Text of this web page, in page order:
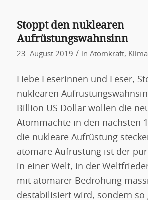
Stoppt den nuklearen
Aufrüstungswahnsinn
23. August 2019 / in Atomkraft,
Liebe Leserinnen und Leser,
nuklearen
Billion US Dollar wollen die
Atommächte in den nächsten
die nukleare Aufrüstung
atomare Aufrüstung ist der
in einer Welt, in der
mit atomarer Bedrohung
destabilisiert wird, sondern so